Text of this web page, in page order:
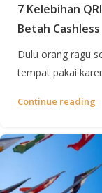
7 Kelebihan
Betah Cashless
Dulu orang ragu
tempat pakai
Continue reading